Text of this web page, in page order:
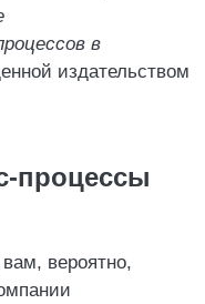
в
издательством
процессы
вероятно,